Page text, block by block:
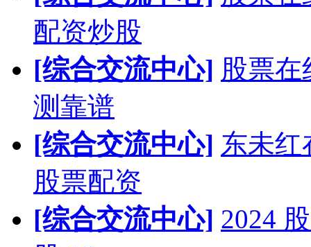
配资炒股
[综合交流中心] 股票在
测靠谱
[综合交流中心] 东未红
股票配资
[综合交流中心] 2024